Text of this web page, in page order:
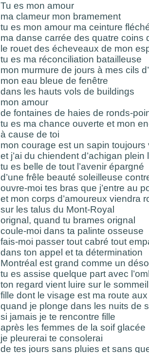
Tu es mon amour
ma clameur mon bramement
tu es mon amour ma ceinture
ma danse carrée des quatre coins
le rouet des écheveaux de mon
tu es ma réconciliation batailleuse
mon murmure de jours à mes cils
mon eau bleue de fenêtre
dans les hauts vols de buildings
mon amour
de fontaines de haies de ronds-
tu es ma chance ouverte et mon
à cause de toi
mon courage est un sapin toujours
et j’ai du chiendent d’achigan plein
tu es belle de tout l’avenir épargné
d’une frêle beauté soleilleuse
ouvre-moi tes bras que j’entre au
et mon corps d’amoureux viendra
sur les talus du Mont-Royal
orignal, quand tu brames orignal
coule-moi dans ta palinte osseuse
fais-moi passer tout cabré tout
dans ton appel et ta détermination
Montréal est grand comme un
tu es assise quelque part avec
ton regard vient luire sur le
fille dont le visage est ma route
quand je plonge dans les nuits de
si jamais je te rencontre fille
après les femmes de la soif glacée
je pleurerai te consolerai
de tes jours sans pluies et sans